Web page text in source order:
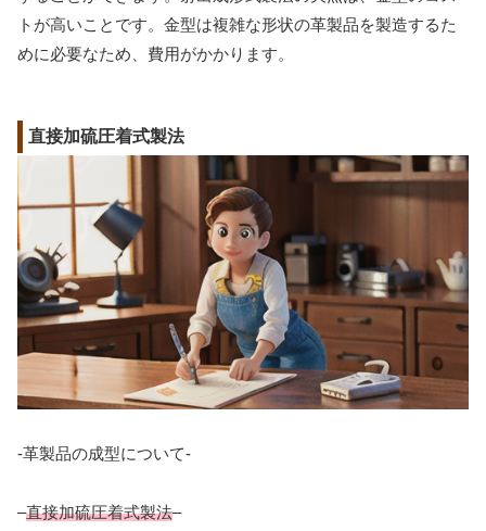
トが高いことです。金型は複雑な形状の革製品を製造するた
めに必要なため、費用がかかります。
直接加硫圧着式製法
-革製品の成型について-
–直接加硫圧着式製法–